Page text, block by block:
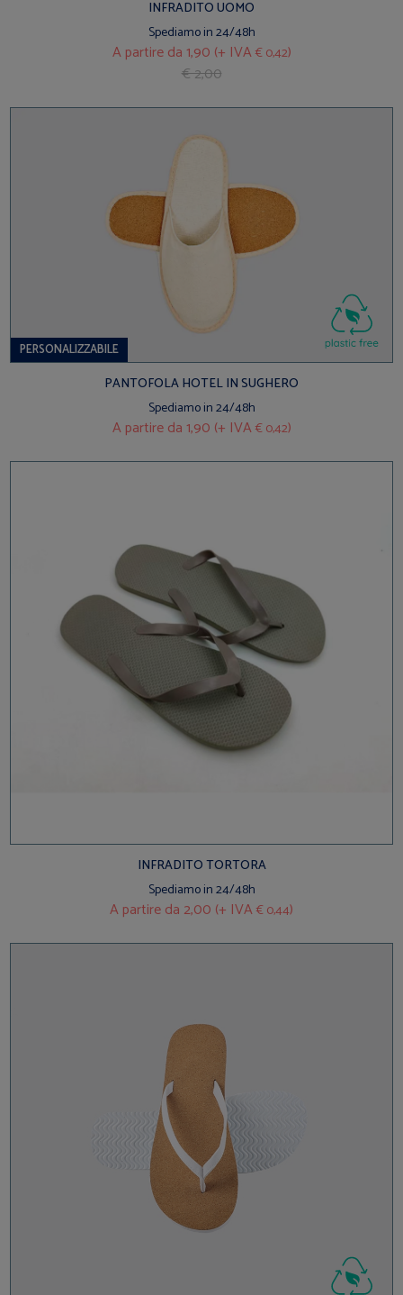
INFRADITO UOMO
Spediamo in 24/48h
A partire da1,90 (+ IVA€ 0,42)
€ 2,00
PERSONALIZZABILE
PANTOFOLA HOTEL IN SUGHERO
Spediamo in 24/48h
A partire da1,90 (+ IVA€ 0,42)
INFRADITO TORTORA
Spediamo in 24/48h
A partire da 2,00 (+ IVA€ 0,44)